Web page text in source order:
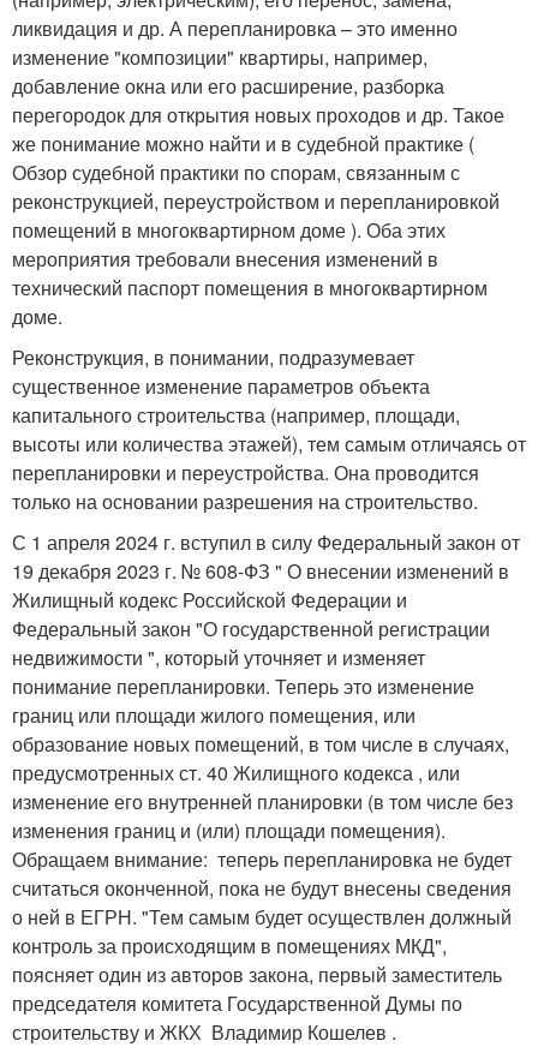
ликвидация и др. А перепланировка – это именно
изменение "композиции" квартиры, например,
добавление окна или его расширение, разборка
перегородок для открытия новых проходов и др. Такое
же понимание можно найти и в судебной практике (
Обзор судебной практики по спорам, связанным с
реконструкцией, переустройством и перепланировкой
помещений в многоквартирном доме ). Оба этих
мероприятия требовали внесения изменений в
технический паспорт помещения в многоквартирном
доме.
Реконструкция, в понимании, подразумевает
существенное изменение параметров объекта
капитального строительства (например, площади,
высоты или количества этажей), тем самым отличаясь от
перепланировки и переустройства. Она проводится
только на основании разрешения на строительство.
С 1 апреля 2024 г. вступил в силу Федеральный закон от
19 декабря 2023 г. № 608-ФЗ " О внесении изменений в
Жилищный кодекс Российской Федерации и
Федеральный закон "О государственной регистрации
недвижимости ", который уточняет и изменяет
понимание перепланировки. Теперь это изменение
границ или площади жилого помещения, или
образование новых помещений, в том числе в случаях,
предусмотренных ст. 40 Жилищного кодекса , или
изменение его внутренней планировки (в том числе без
изменения границ и (или) площади помещения).
Обращаем внимание: теперь перепланировка не будет
считаться оконченной, пока не будут внесены сведения
о ней в ЕГРН. "Тем самым будет осуществлен должный
контроль за происходящим в помещениях МКД",
поясняет один из авторов закона, первый заместитель
председателя комитета Государственной Думы по
строительству и ЖКХ Владимир Кошелев .